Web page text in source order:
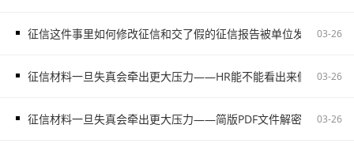
征信这件事里如何修改征信和交了假的征信报告被单位发现容易把
03-26
征信材料一旦失真会牵出更大压力——HR能不能看出来假的征信
03-26
征信材料一旦失真会牵出更大压力——简版PDF文件解密和入职征
03-26